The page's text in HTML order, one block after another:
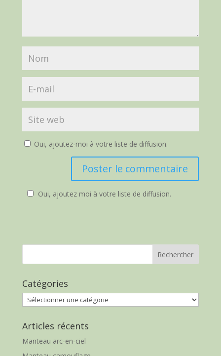
Oui, ajoutez-moi à votre liste de diffusion.
Oui, ajoutez moi à votre liste de diffusion.
Catégories
Catégories
Articles récents
Manteau arc-en-ciel